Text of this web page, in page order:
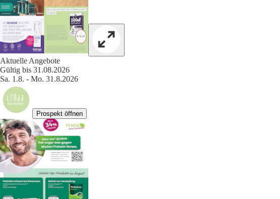
Aktuelle Angebote
Gültig bis 31.08.2026
Sa. 1.8. - Mo. 31.8.2026
Prospekt öffnen